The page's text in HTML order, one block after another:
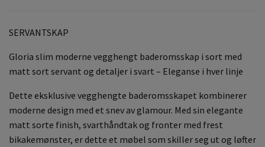
SERVANTSKAP
Gloria slim moderne vegghengt baderomsskap i sort med
matt sort servant og detaljer i svart – Eleganse i hver linje
Dette eksklusive vegghengte baderomsskapet kombinerer
moderne design med et snev av glamour. Med sin elegante
matt sorte finish, svarthåndtak og fronter med frest
bikakemønster, er dette et møbel som skiller seg ut og løfter